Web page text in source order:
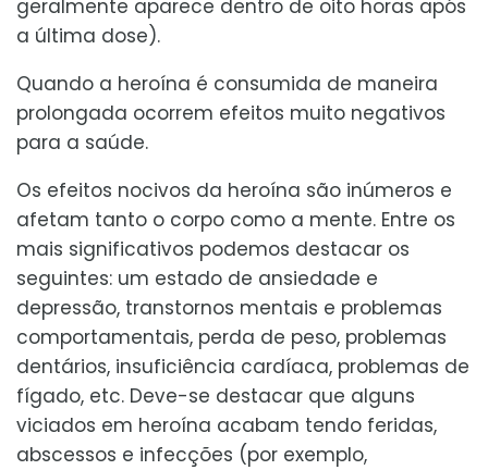
geralmente aparece dentro de oito horas após
a última dose).
Quando a heroína é consumida de maneira
prolongada ocorrem efeitos muito negativos
para a saúde.
Os efeitos nocivos da heroína são inúmeros e
afetam tanto o corpo como a mente. Entre os
mais significativos podemos destacar os
seguintes: um estado de ansiedade e
depressão, transtornos mentais e problemas
comportamentais, perda de peso, problemas
dentários, insuficiência cardíaca, problemas de
fígado, etc. Deve-se destacar que alguns
viciados em heroína acabam tendo feridas,
abscessos e infecções (por exemplo,